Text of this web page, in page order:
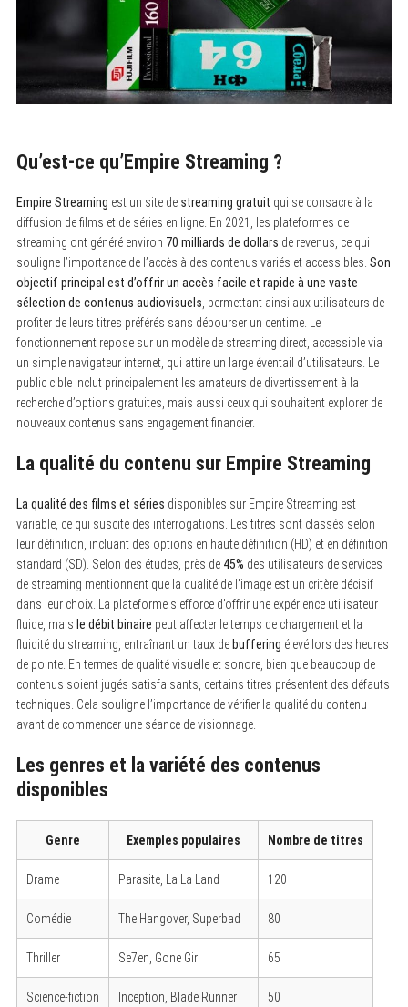
Qu’est-ce qu’Empire Streaming ?
Empire Streaming est un site de streaming gratuit qui se consacre à la
diffusion de films et de séries en ligne. En 2021, les plateformes de
streaming ont généré environ 70 milliards de dollars de revenus, ce qui
souligne l’importance de l’accès à des contenus variés et accessibles. Son
objectif principal est d’offrir un accès facile et rapide à une vaste
sélection de contenus audiovisuels , permettant ainsi aux utilisateurs de
profiter de leurs titres préférés sans débourser un centime. Le
fonctionnement repose sur un modèle de streaming direct, accessible via
un simple navigateur internet, qui attire un large éventail d’utilisateurs. Le
public cible inclut principalement les amateurs de divertissement à la
recherche d’options gratuites, mais aussi ceux qui souhaitent explorer de
nouveaux contenus sans engagement financier.
La qualité du contenu sur Empire Streaming
La qualité des films et séries disponibles sur Empire Streaming est
variable, ce qui suscite des interrogations. Les titres sont classés selon
leur définition, incluant des options en haute définition (HD) et en définition
standard (SD). Selon des études, près de 45% des utilisateurs de services
de streaming mentionnent que la qualité de l’image est un critère décisif
dans leur choix. La plateforme s’efforce d’offrir une expérience utilisateur
fluide, mais le débit binaire peut affecter le temps de chargement et la
fluidité du streaming, entraînant un taux de buffering élevé lors des heures
de pointe. En termes de qualité visuelle et sonore, bien que beaucoup de
contenus soient jugés satisfaisants, certains titres présentent des défauts
techniques. Cela souligne l’importance de vérifier la qualité du contenu
avant de commencer une séance de visionnage.
Les genres et la variété des contenus
disponibles
Genre Exemples populaires Nombre de titres
Drame Parasite, La La Land 120
Comédie The Hangover, Superbad 80
Thriller Se7en, Gone Girl 65
Science-fiction Inception, Blade Runner 50